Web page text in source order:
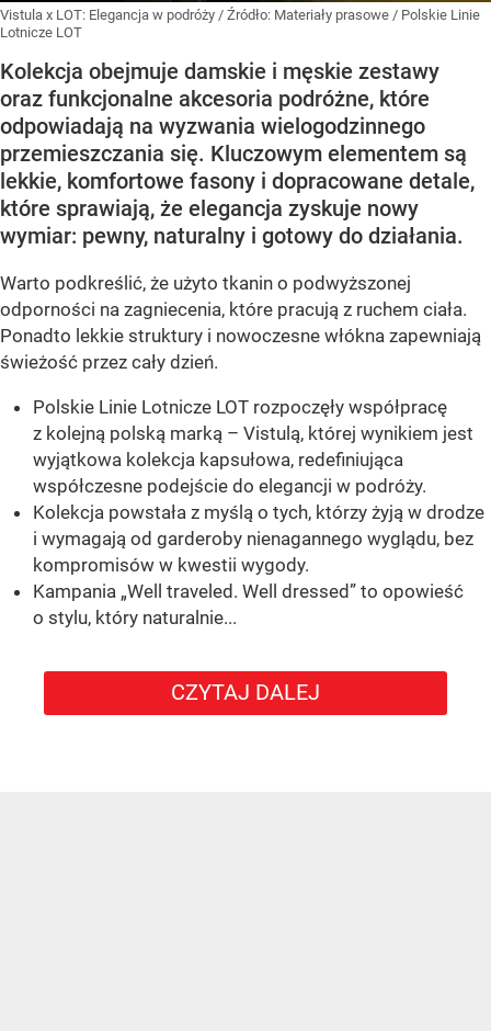
Vistula x LOT: Elegancja w podróży / Źródło: Materiały prasowe / Polskie Linie
Lotnicze LOT
Kolekcja obejmuje damskie i męskie zestawy
oraz funkcjonalne akcesoria podróżne, które
odpowiadają na wyzwania wielogodzinnego
przemieszczania się. Kluczowym elementem są
lekkie, komfortowe fasony i dopracowane detale,
które sprawiają, że elegancja zyskuje nowy
wymiar: pewny, naturalny i gotowy do działania.
Warto podkreślić, że użyto tkanin o podwyższonej
odporności na zagniecenia, które pracują z ruchem ciała.
Ponadto lekkie struktury i nowoczesne włókna zapewniają
świeżość przez cały dzień.
Polskie Linie Lotnicze LOT rozpoczęły współpracę
z kolejną polską marką – Vistulą, której wynikiem jest
wyjątkowa kolekcja kapsułowa, redefiniująca
współczesne podejście do elegancji w podróży.
Kolekcja powstała z myślą o tych, którzy żyją w drodze
i wymagają od garderoby nienagannego wyglądu, bez
kompromisów w kwestii wygody.
Kampania „Well traveled. Well dressed” to opowieść
o stylu, który naturalnie...
CZYTAJ DALEJ